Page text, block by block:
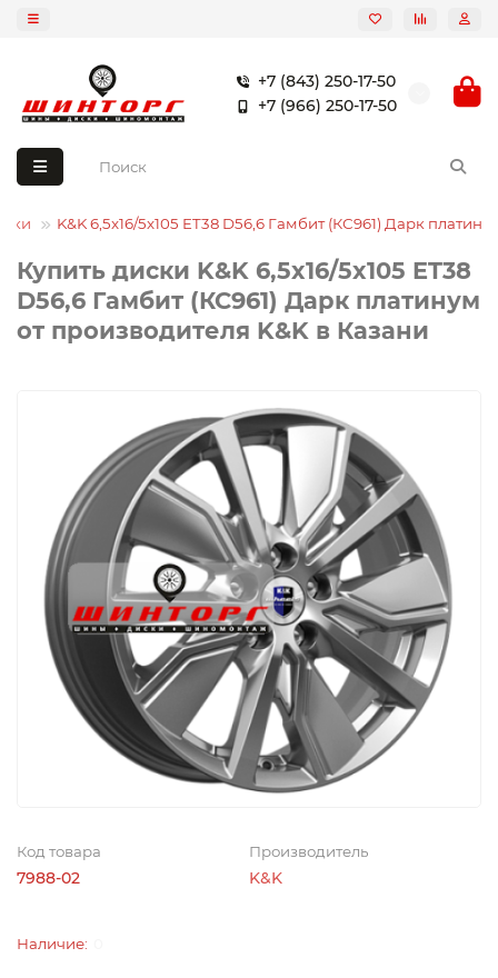
+7 (843) 250-17-50
+7 (966) 250-17-50
K&K 6,5x16/5x105 ET38 D56,6 Гамбит (КС961) Дарк
Купить диски K&K 6,5x16/5x105 ET38
D56,6 Гамбит (КС961) Дарк платинум
от производителя K&K в Казани
Код товара
7988-02
Производитель
K&K